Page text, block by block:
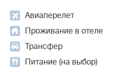
Авиаперелет
Проживание в отеле
Трансфер
Питание (на выбор)